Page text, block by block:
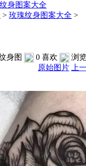
身图案大全
> 玫瑰纹身图案大全 >
身图 0 喜欢
浏
原始图片 上